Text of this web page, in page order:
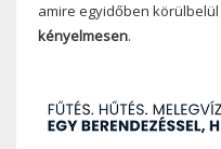
amire egyidőben körülbelül
kényelmesen.